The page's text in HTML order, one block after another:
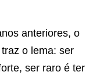
anteriores, o
o lema: ser
ser raro é ter